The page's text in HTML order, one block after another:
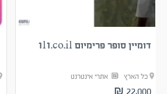
דומיין סופר פרימיום 1l1.co.il
כל הארץ אתרי אינטרנט
22,000 ₪